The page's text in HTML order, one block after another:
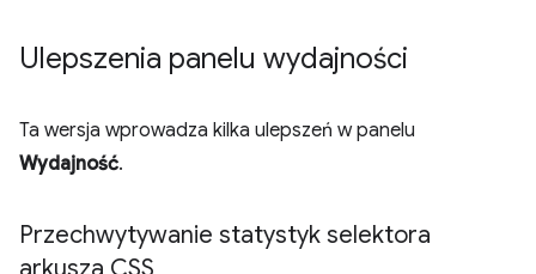
Ulepszenia panelu wydajności
Ta wersja wprowadza kilka ulepszeń w panelu
Wydajność.
Przechwytywanie statystyk selektora